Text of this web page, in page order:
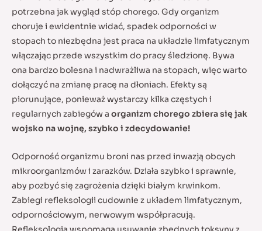
potrzebna jak wygląd stóp chorego. Gdy organizm
choruje i ewidentnie widać, spadek odporności w
stopach to niezbędna jest praca na układzie limfatycznym
włączając przede wszystkim do pracy śledzionę. Bywa
ona bardzo bolesna i nadwrażliwa na stopach, więc warto
dołączyć na zmianę pracę na dłoniach. Efekty są
piorunujące, ponieważ wystarczy kilka częstych i
regularnych zabiegów a organizm chorego zbiera się jak
wojsko na wojnę, szybko i zdecydowanie!
Odporność organizmu broni nas przed inwazją obcych
mikroorganizmów i zarazków. Działa szybko i sprawnie,
aby pozbyć się zagrożenia dzięki białym krwinkom.
Zabiegi refleksologii cudownie z układem limfatycznym,
odpornościowym, nerwowym współpracują.